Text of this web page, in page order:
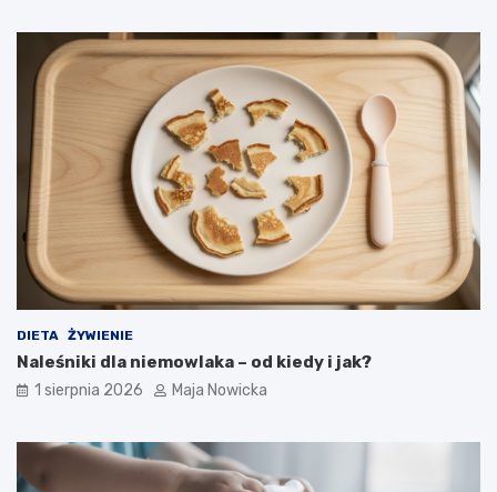
DIETA ŻYWIENIE
Naleśniki dla niemowlaka – od kiedy i jak?
1 sierpnia 2026 Maja Nowicka